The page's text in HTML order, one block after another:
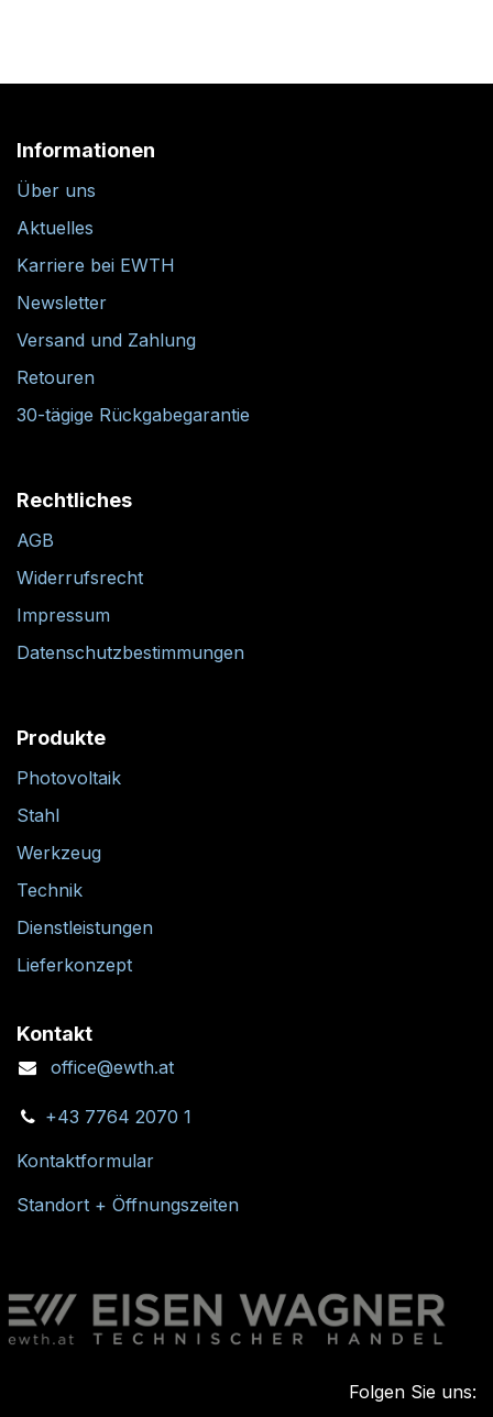
Informationen
Über uns
Aktuelles
Karriere bei EWTH
Newsletter
Versand und Zahlung
Retouren
30-tägige Rückgabegarantie
Rechtliches
AGB
Widerrufsrecht
Impressum
Datenschutzbestimmungen
Produkte
Photovoltaik
Stahl
Werkzeug
Technik
Dienstleistungen
Lieferkonzept
Kontakt
office@ewth.at
+43 7764 2070 1
Kontaktformular
Standort + Öffnungszeiten
Folgen Sie uns: